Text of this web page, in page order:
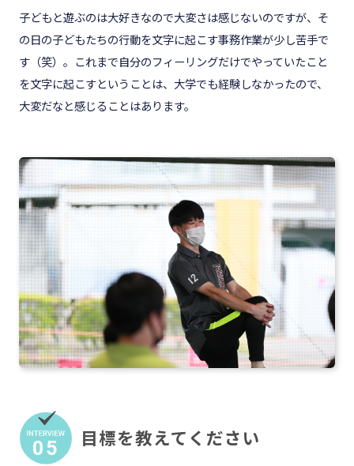
子どもと遊ぶのは大好きなので大変さは感じないのですが、そ
の日の子どもたちの行動を文字に起こす事務作業が少し苦手で
す（笑）。これまで自分のフィーリングだけでやっていたこと
を文字に起こすということは、大学でも経験しなかったので、
大変だなと感じることはあります。
05 目標を教えてください